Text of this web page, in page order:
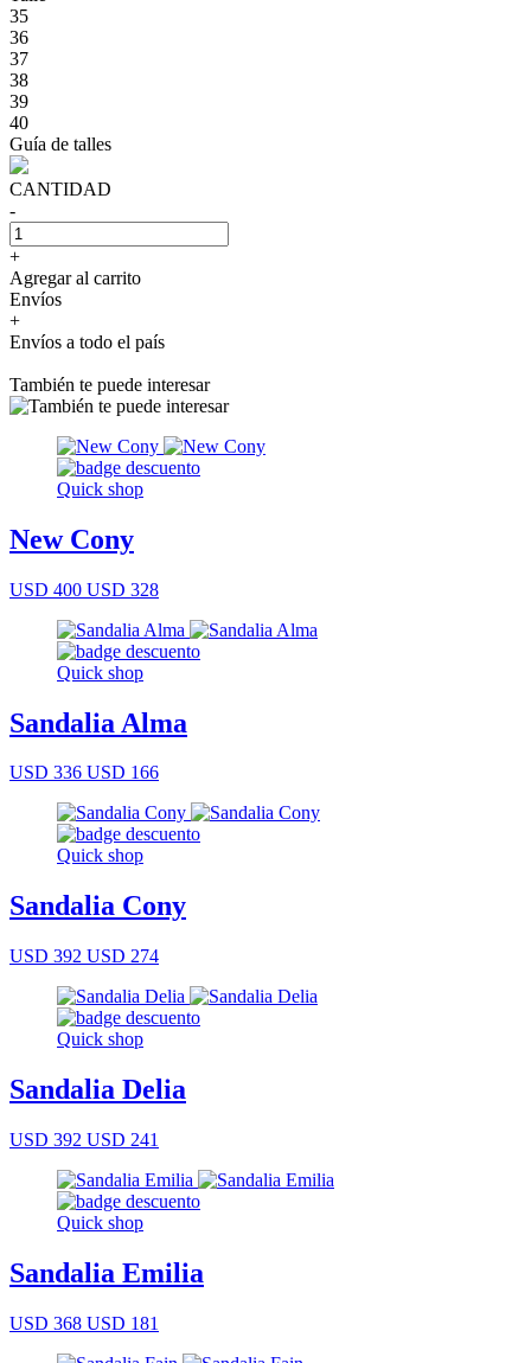
35
36
37
38
39
40
Guía de talles
CANTIDAD
-
+
Agregar al carrito
Envíos
+
Envíos a todo el país
También te puede interesar
Quick shop
New Cony
USD 400 USD 328
Quick shop
Sandalia Alma
USD 336 USD 166
Quick shop
Sandalia Cony
USD 392 USD 274
Quick shop
Sandalia Delia
USD 392 USD 241
Quick shop
Sandalia Emilia
USD 368 USD 181